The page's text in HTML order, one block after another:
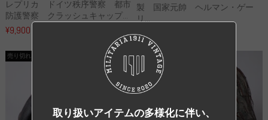
レプリカ ドイツ秩序警察 都市
防護警察 クラッシュキャップ...
¥9,900
製 国家元帥 ヘルマン・ゲー
リ...
¥55,000
売り切れ 売り切れ
取り扱いアイテムの多様化に伴い、